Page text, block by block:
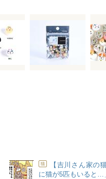
猫
【吉川さん家の
に猫が5匹もいると…